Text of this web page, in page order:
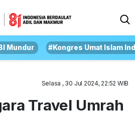
Mundur #Kongres Umat Islam
Selasa , 30 Jul 2024, 22:52 WIB
Travel Umrah